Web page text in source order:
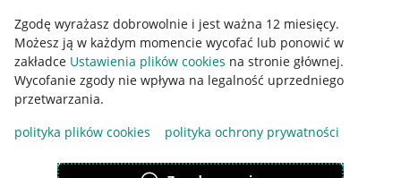
Zgodę wyrażasz dobrowolnie i jest ważna 12 miesięcy.
Możesz ją w każdym momencie wycofać lub ponowić w
zakładce Ustawienia plików cookies na stronie głównej.
Wycofanie zgody nie wpływa na legalność uprzedniego
przetwarzania.
polityka plików cookies
polityka ochrony prywatności
Pobierz aplikację